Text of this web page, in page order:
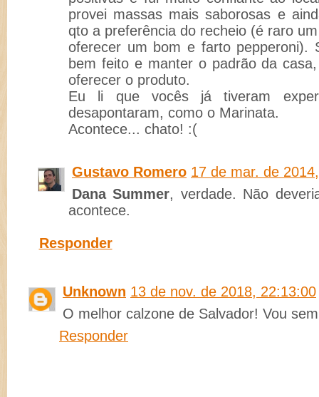
provei massas mais saborosas e
qto a preferência do recheio (é raro
oferecer um bom e farto pepperoni).
bem feito e manter o padrão da
oferecer o produto.
Eu li que vocês já tiveram
desapontaram, como o Marinata.
Acontece... chato! :(
Gustavo Romero 17 de mar. de
Dana Summer, verdade. Não
acontece.
Responder
Unknown 13 de nov. de 2018, 22:13:00
O melhor calzone de Salvador! Vou
Responder